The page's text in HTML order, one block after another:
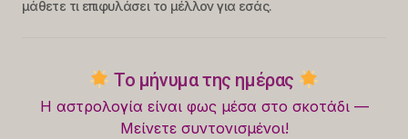
μάθετε τι επιφυλάσει το μέλλον για εσάς.
Το μήνυμα της ημέρας
Η αστρολογία είναι φως μέσα στο σκοτάδι —
Μείνετε συντονισμένοι!